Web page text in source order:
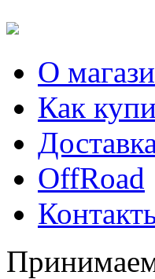
О
Как
OffRoad